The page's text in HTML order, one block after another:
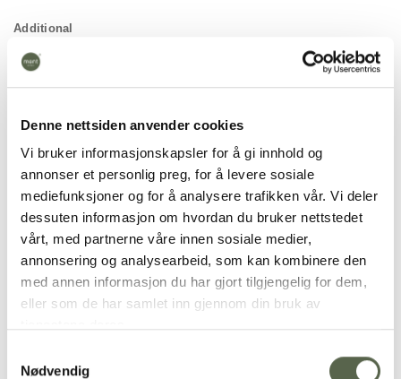
Denne nettsiden anvender cookies
Vi bruker informasjonskapsler for å gi innhold og
annonser et personlig preg, for å levere sosiale
mediefunksjoner og for å analysere trafikken vår. Vi deler
dessuten informasjon om hvordan du bruker nettstedet
vårt, med partnerne våre innen sosiale medier,
annonsering og analysearbeid, som kan kombinere den
med annen informasjon du har gjort tilgjengelig for dem,
eller som de har samlet inn gjennom din bruk av
Nødvendig
Additional